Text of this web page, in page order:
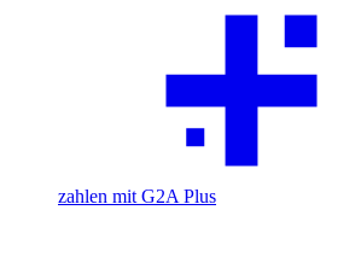
zahlen mit G2A Plus